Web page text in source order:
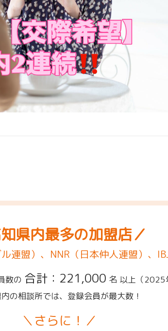
県内最多の加盟店／
連盟）、NNR（日本仲人連盟）、
数の 合計：221,000 名 以上 （
の相談所では、登録会員が最大数！
＼さらに！／